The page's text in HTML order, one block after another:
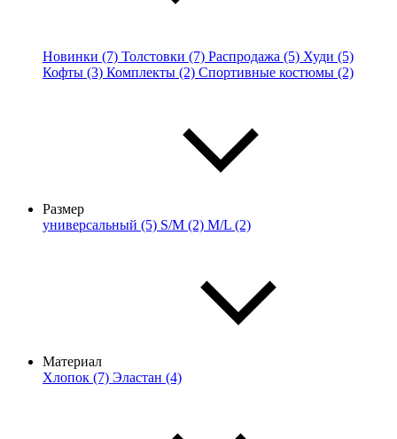
Новинки (7) Толстовки (7) Распродажа (5) Худи (5)
Кофты (3) Комплекты (2) Спортивные костюмы (2)
Размер
универсальный (5) S/M (2) M/L (2)
Материал
Хлопок (7) Эластан (4)